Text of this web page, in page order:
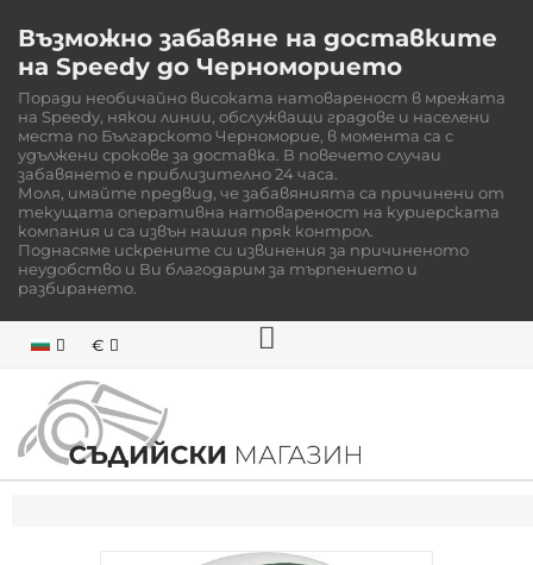
Възможно забавяне на доставките
на Speedy до Черноморието
Поради необичайно високата натовареност в мрежата
на Speedy, някои линии, обслужващи градове и населени
места по Българското Черноморие, в момента са с
удължени срокове за доставка. В повечето случаи
забавянето е приблизително 24 часа.
Моля, имайте предвид, че забавянията са причинени от
текущата оперативна натовареност на куриерската
компания и са извън нашия пряк контрол.
Поднасяме искрените си извинения за причиненото
неудобство и Ви благодарим за търпението и
разбирането.
€